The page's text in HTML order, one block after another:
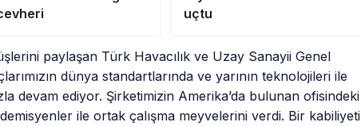
uçtu
paylaşan Türk Havacılık ve Uzay Sanayii Genel
dünya standartlarında ve yarının teknolojileri ile
devam ediyor. Şirketimizin Amerika’da bulunan ofisindeki
ile ortak çalışma meyvelerini verdi. Bir kabiliyeti